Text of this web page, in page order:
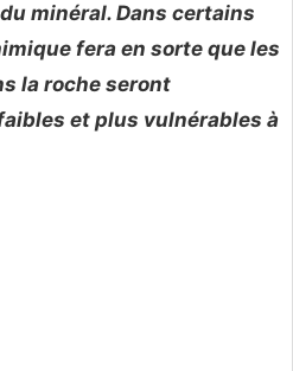
minéral. Dans certains
fera en sorte que les
la roche seront
et plus vulnérables à